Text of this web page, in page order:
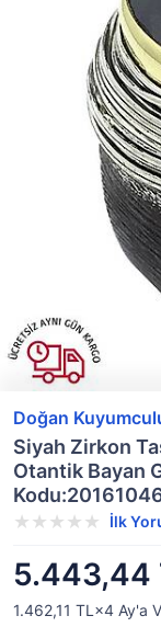
Doğan
Siyah Zirkon
Otantik Bayan
İlk
5.443,44
1.462,11 TL×4 Ay'a